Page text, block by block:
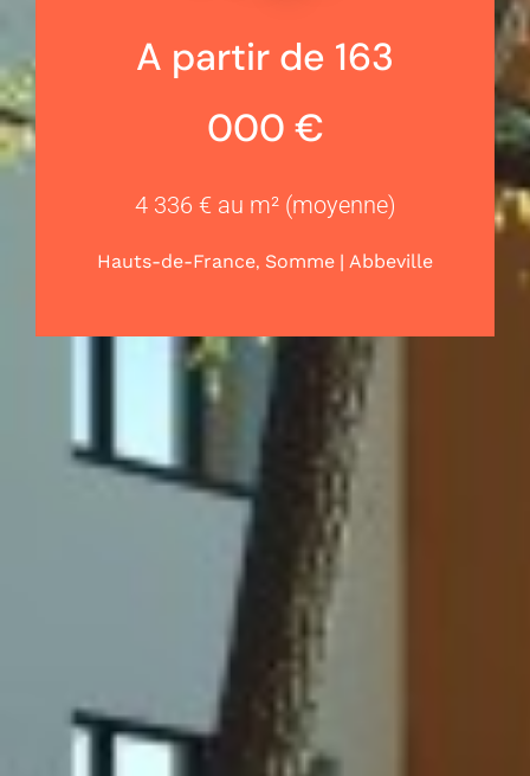
A partir de 163
000 €
4 336 € au m² (moyenne)
Hauts-de-France, Somme | Abbeville